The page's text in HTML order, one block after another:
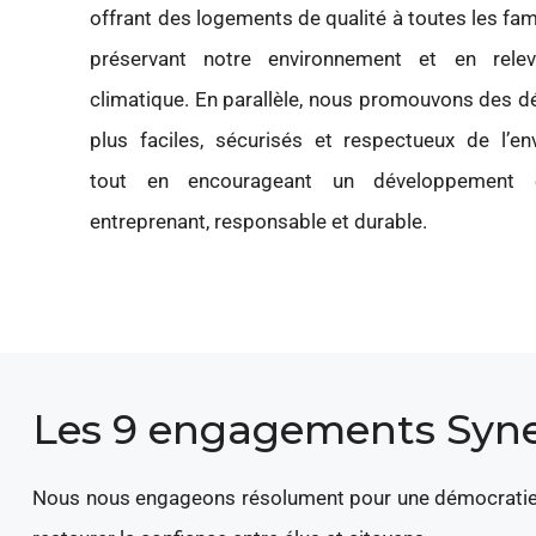
offrant des logements de qualité à toutes les
préservant notre environnement et en
climatique. En parallèle, nous promouvons des
plus faciles, sécurisés et respectueux de
tout en encourageant un développement
entreprenant, responsable et durable.
Les 9 engagements
Nous nous engageons résolument pour une